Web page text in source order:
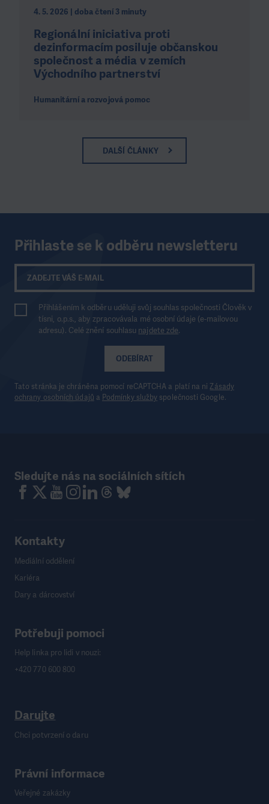
4. 5. 2026 | doba čtení 3 minuty
Regionální iniciativa proti
dezinformacím posiluje občanskou
společnost a média v zemích
Východního partnerství
Humanitární a rozvojová pomoc
DALŠÍ ČLÁNKY
Přihlaste se k odběru newsletteru
ODEBÍRAT
Přihlášením k odběru uděluji svůj souhlas společnosti Člověk v
tísni, o.p.s., aby zpracovávala mé osobní údaje (e-mailovou
adresu). Celé znění souhlasu najdete zde.
Tato stránka je chráněna pomocí reCAPTCHA a platí na niZásady
ochrany osobních údajů a Podmínky služby společnosti Google.
Sledujte nás na sociálních sítích
Kontakty
Mediální oddělení
Kariéra
Dary a dárcovství
Potřebuji pomoci
Help linka pro lidi v nouzi:
+420 770 600 800
Darujte
Chci potvrzení o daru
Právní informace
Veřejné zakázky